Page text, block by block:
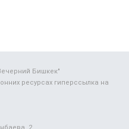
Бишкек"
ресурсах гиперссылка на